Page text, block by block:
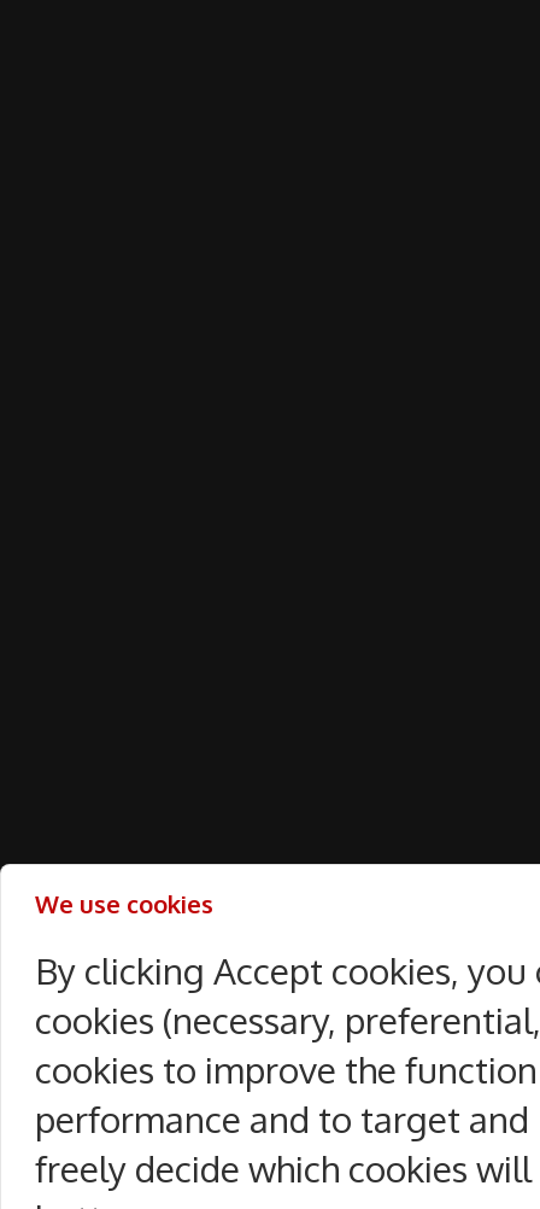
We use cookies
By clicking Accept cookies,
cookies (necessary,
cookies to improve the
performance and to target and
freely decide which cookies